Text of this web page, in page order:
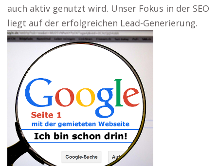
auch aktiv genutzt wird. Unser Fokus in der SEO
liegt auf der erfolgreichen Lead-Generierung.